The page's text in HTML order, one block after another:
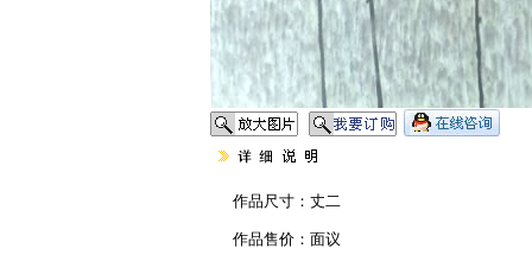
作品尺寸：丈二
作品售价：面议